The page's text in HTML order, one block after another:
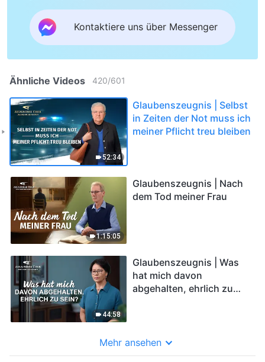
Kontaktiere uns über Messenger
Ähnliche Videos 420/601
52:34
Glaubenszeugnis | Selbst
in Zeiten der Not muss ich
meiner Pflicht treu bleiben
1:15:05
Glaubenszeugnis | Nach
dem Tod meiner Frau
44:58
Glaubenszeugnis | Was
hat mich davon
abgehalten, ehrlich zu
Mehr ansehen